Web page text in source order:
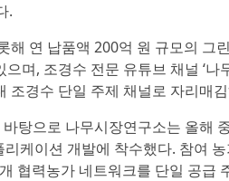
.
해 연 납품액 200억 원 규모의 그
며, 조경수 전문 유튜브 채널 ‘나
조경수 단일 주제 채널로 자리매
탕으로 나무시장연구소는 올해
케이션 개발에 착수했다. 참여
협력농가 네트워크를 단일 공급